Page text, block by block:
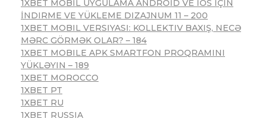
1XBET MOBIL UYGULAMA ANDROID VE IOS IÇIN
İNDIRME VE YÜKLEME DIZAJNUM 11 – 200
1XBET MOBIL VERSIYASI: KOLLEKTIV BAXIŞ, NECƏ
MƏRC GÖRMƏK OLAR? – 184
1XBET MOBILE APK SMARTFON PROQRAMINI
YÜKLƏYIN – 189
1XBET MOROCCO
1XBET PT
1XBET RU
1XBET RUSSIA